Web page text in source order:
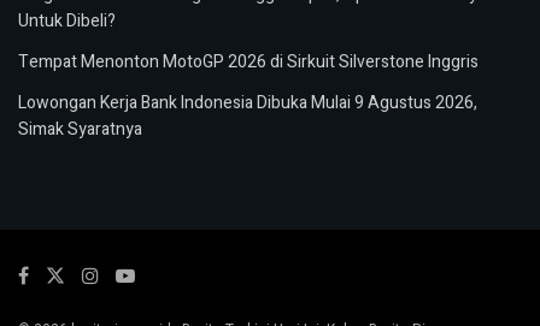
Untuk Dibeli?
Tempat Menonton MotoGP 2026 di Sirkuit Silverstone Inggris
Lowongan Kerja Bank Indonesia Dibuka Mulai 9 Agustus 2026,
Simak Syaratnya